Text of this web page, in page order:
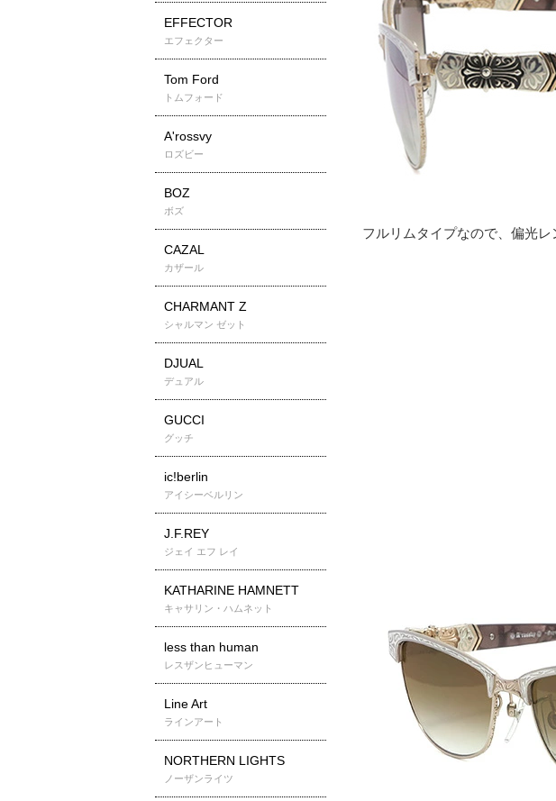
EFFECTOR
エフェクター
Tom Ford
トムフォード
A'rossvy
ロズビー
BOZ
ボズ
CAZAL
カザール
CHARMANT Z
シャルマン ゼット
DJUAL
デュアル
GUCCI
グッチ
ic!berlin
アイシーベルリン
J.F.REY
ジェイ エフ レイ
KATHARINE HAMNETT
キャサリン・ハムネット
less than human
レスザンヒューマン
Line Art
ラインアート
NORTHERN LIGHTS
ノーザンライツ